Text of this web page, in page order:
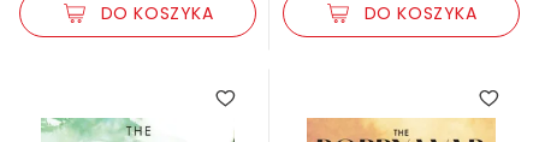
DO KOSZYKA DO KOSZYKA